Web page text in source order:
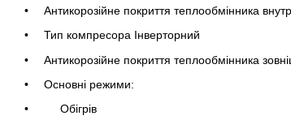
Антикорозійне покриття теплообмінника
Тип компресора Інверторний
Антикорозійне покриття теплообмінника
Основні режими:
Обігрів